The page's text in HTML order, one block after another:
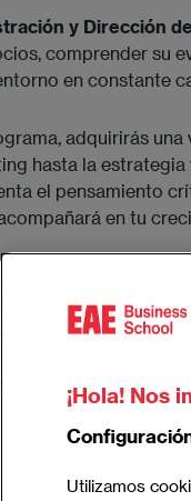
y Dirección
comprender su
en constante
adquirirás
hasta la
el pensamiento
en tu
formación
para el futuro del
actuales del
te acercará a
¡Hola! Nos
Utilizamos